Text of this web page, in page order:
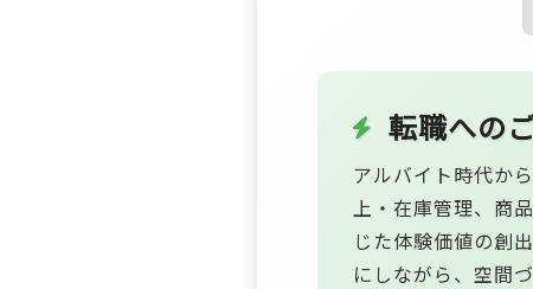
転職への
アルバイト時代か
上・在庫管理、商
じた体験価値の創
にしながら、空間